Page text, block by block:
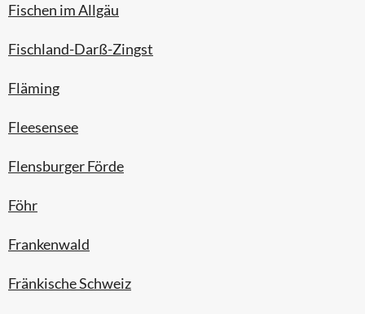
Fischen im Allgäu
Fischland-Darß-Zingst
Fläming
Fleesensee
Flensburger Förde
Föhr
Frankenwald
Fränkische Schweiz